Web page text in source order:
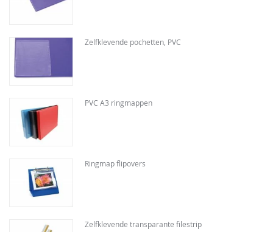
Zelfklevende pochetten, PVC
PVC A3 ringmappen
Ringmap flipovers
Zelfklevende transparante filestrip